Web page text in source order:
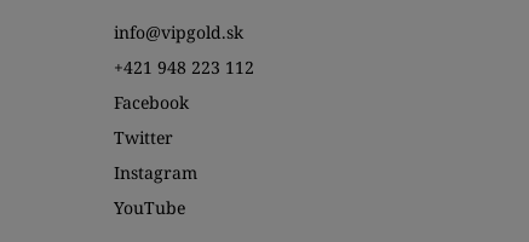
info@vipgold.sk
+421 948 223 112
Facebook
Twitter
Instagram
YouTube